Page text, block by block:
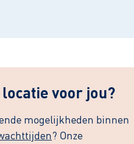
voor jou?
mogelijkheden binnen
? Onze